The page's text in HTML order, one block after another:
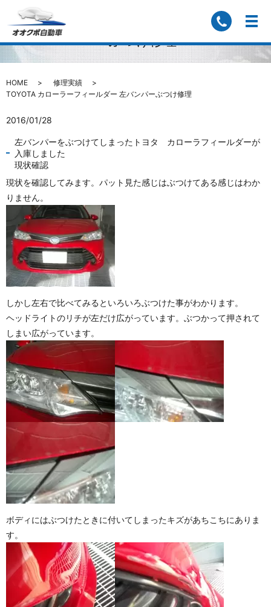
TOYOTA カローラーフィールダー 左バンパ
ーぶつけ修理
HOME
修理実績
TOYOTA カローラーフィールダー 左バンパーぶつけ修理
2016/01/28
左バンパーをぶつけてしまったトヨタ カローラフィールダーが
入庫しました
現状確認
現状を確認してみます。パット見た感じはぶつけてある感じはわか
りません。
しかし左右で比べてみるといろいろぶつけた事がわかります。
ヘッドライトのリチが左だけ広がっています。ぶつかって押されて
しまい広がっています。
ボディにはぶつけたときに付いてしまったキズがあちこちにありま
す。